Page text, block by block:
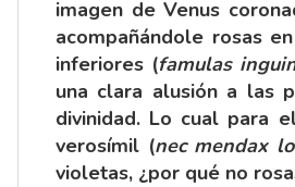
imagen de Venus
acompañándole rosas
inferiores (famulas
una clara alusión a las
divinidad. Lo cual para
verosímil (nec mendax
violetas, ¿por qué no